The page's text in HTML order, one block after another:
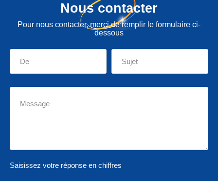
Nous contacter
Pour nous contacter, merci de remplir le formulaire ci-
dessous
Saisissez votre réponse en chiffres